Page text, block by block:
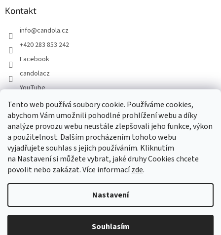
Tento web používá soubory cookie. Používáme cookies,
abychom Vám umožnili pohodlné prohlížení webu a díky
analýze provozu webu neustále zlepšovali jeho funkce, výkon
a použitelnost. Dalším procházením tohoto webu
vyjadřujete souhlas s jejich používáním. Kliknutím
na Nastavení si můžete vybrat, jaké druhy Cookies chcete
povolit nebo zakázat. Více informacízde.
Nastavení
Souhlasím
Kontakt
info@candola.cz
+420 283 853 242
Facebook
candolacz
YouTube
Přijímáme online platby
Copyright 2026GASTRO HOLDING CANDOLA, s. r. o.. Všechna
práva vyhrazena.Upravit nastavení cookies